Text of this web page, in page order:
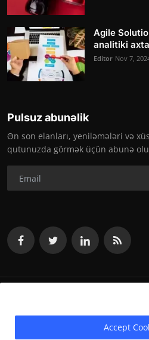
Agile
analitiki
Editor Nov 7,
Pulsuz abunəlik
Ən son elanları, yeniləmələri və
qutunuzda görmək üçün abunə
Accept